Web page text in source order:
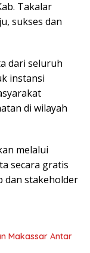
Takalar
sukses dan
dari seluruh
instansi
di wilayah
melalui
secara gratis
dan stakeholder
Makassar Antar